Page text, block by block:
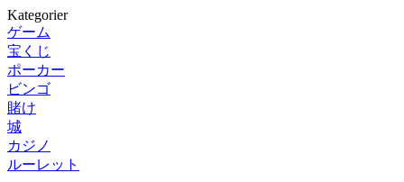
Kategorier
ゲーム
宝くじ
ポーカー
ビンゴ
賭け
城
カジノ
ルーレット